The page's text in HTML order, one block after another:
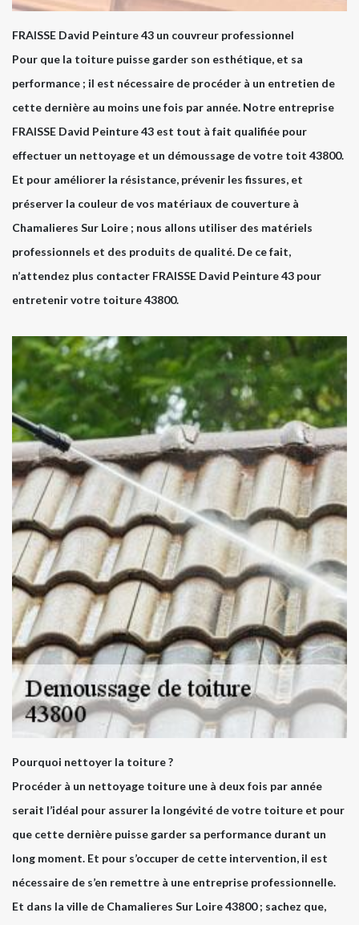
FRAISSE David Peinture 43 un couvreur professionnel
Pour que la toiture puisse garder son esthétique, et sa
performance ; il est nécessaire de procéder à un entretien de
cette dernière au moins une fois par année. Notre entreprise
FRAISSE David Peinture 43 est tout à fait qualifiée pour
effectuer un nettoyage et un démoussage de votre toit 43800.
Et pour améliorer la résistance, prévenir les fissures, et
préserver la couleur de vos matériaux de couverture à
Chamalieres Sur Loire ; nous allons utiliser des matériels
professionnels et des produits de qualité. De ce fait,
n’attendez plus contacter FRAISSE David Peinture 43 pour
entretenir votre toiture 43800.
Pourquoi nettoyer la toiture ?
Procéder à un nettoyage toiture une à deux fois par année
serait l’idéal pour assurer la longévité de votre toiture et pour
que cette dernière puisse garder sa performance durant un
long moment. Et pour s’occuper de cette intervention, il est
nécessaire de s’en remettre à une entreprise professionnelle.
Et dans la ville de Chamalieres Sur Loire 43800 ; sachez que,